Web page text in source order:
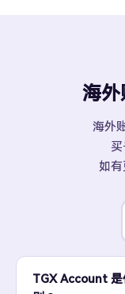
海外
海外
如有
TGX Account 是